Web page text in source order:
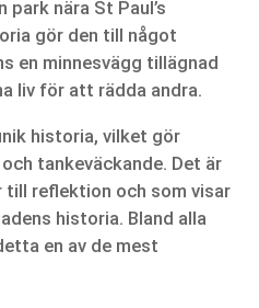
park nära St Paul’s
gör den till något
en minnesvägg tillägnad
liv för att rädda andra.
historia, vilket gör
tankeväckande. Det är
till reflektion och som visar
historia. Bland alla
en av de mest